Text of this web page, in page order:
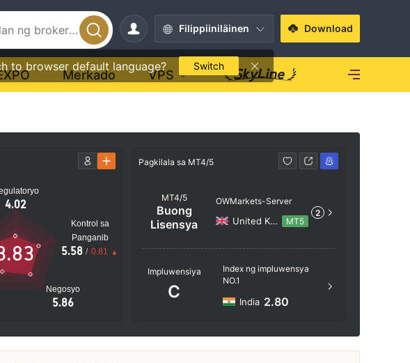
Filippiiniläinen
to browser default language? Switch
Download
Merkado VPS
4.02
Negosyo
5.86
Kontrol sa
Panganib
5.58 / 0.81
Pagkilala sa MT4/5
MT4/5
Buong
Lisensya
OWMarkets-Server
United Kingdom MT5
2
Impluwensiya
C
Index ng impluwensya
NO.1
India 2.80